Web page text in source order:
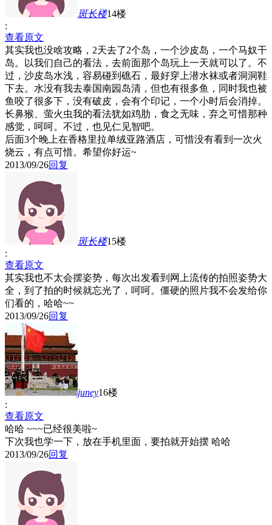
斑长楼14楼
:
查看原文
其实我也没啥攻略，2天去了2个岛，一个沙皮岛，一个马奴干
岛。以我们自己的看法，去前面那个岛玩上一天就可以了。不
过，沙皮岛水浅，容易碰到礁石，最好穿上潜水袜或者洞洞鞋
下去。水没有我去泰国南园岛清，但也有很多鱼，同时我也被
鱼咬了很多下，没有破皮，会有个印记，一个小时后会消掉。
长鼻猴、萤火虫我的看法犹如鸡肋，食之无味，弃之可惜那种
感觉，呵呵。不过，也见仁见智吧。
后面3个晚上在香格里拉单绒亚路酒店，可惜没有看到一次火
烧云，有点可惜。希望你好运~
2013/09/26回复
斑长楼15楼
:
查看原文
其实我也不太会摆姿势，每次出发看到网上流传的拍照姿势大
全，到了拍的时候就忘光了，呵呵。僵硬的照片我不会发给你
们看的，哈哈~~
2013/09/26回复
juney16楼
:
查看原文
哈哈 ~~~已经很美啦~
下次我也学一下，放在手机里面，要拍就开始摆 哈哈
2013/09/26回复